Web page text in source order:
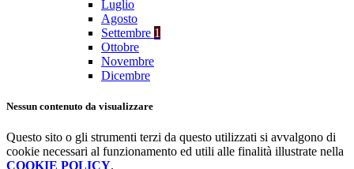
Luglio
Agosto
Settembre 1
Ottobre
Novembre
Dicembre
Nessun contenuto da visualizzare
Questo sito o gli strumenti terzi da questo utilizzati si avvalgono di
cookie necessari al funzionamento ed utili alle finalità illustrate nella
COOKIE POLICY.